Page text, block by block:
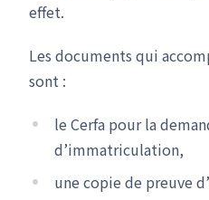
effet.
Les documents qui
sont :
le Cerfa pour la
d’immatriculation,
une copie de preuve